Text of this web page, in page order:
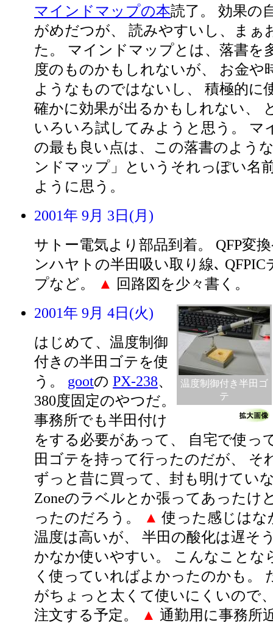
マインドマップの本読了。 効果の
がめだつが、 読みやすいし、まぁ
た。 マインドマップとは、落書を
度のものかもしれないが、 お金や
ようなものではないし、 積極的に
確かに効果が出るかもしれない、
いろいろ試してみようと思う。 マ
の最も良い点は、この落書のよう
ンドマップ」というそれっぽい名
ように思う。
2001年 9月 3日(月)
サトー電気より部品到着。 QFP変
ンハヤトの半田吸い取り線､
プなど。
▲ 回路図を少々書く。
2001年 9月 4日(火)
温度制御付き半田ゴ
テ
はじめて、温度制御
付きの半田ゴテを使
う。 gootの PX-238、
380度固定のやつだ。
事務所でも半田付け
をする必要があって、 自宅で使っ
田ゴテを持って行ったのだが、 そ
ずっと昔に買って、封も明けてい
Zoneのラベルとか張ってあったけ
ったのだろう。
▲ 使った感じはな
温度は高いが、 半田の酸化は遅そ
かなか使いやすい。 こんなことな
く使っていればよかったのかも。
がちょっと太くて使いにくいので
注文する予定。
▲ 通勤用に事務所